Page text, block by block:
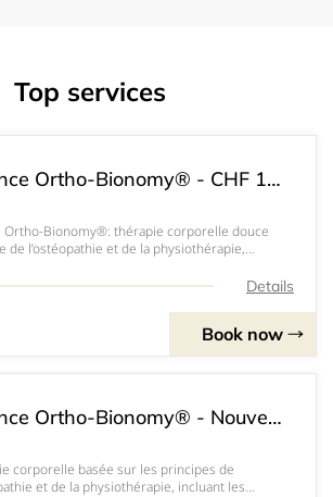
Top services
Séance Ortho-Bionomy® - CHF 120.-
Ortho-Bionomy®: thérapie corporelle douce
de l’ostéopathie et de la physiothérapie,
Adaptée à tout âge, elle stimule les
Details
Book now
Séance Ortho-Bionomy® - Nouveau Né - CHF 100.-
corporelle basée sur les principes de
et de la physiothérapie, incluant les